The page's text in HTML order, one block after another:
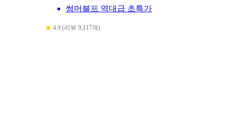
썸머블프 역대급 초특가
4.9 (리뷰 9,117개)